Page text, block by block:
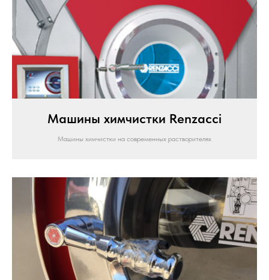
Машины химчистки Renzacci
Машины химчистки на современных растворителях